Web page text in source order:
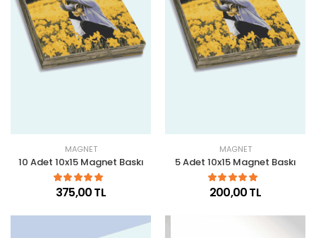
MAGNET
10 Adet 10x15 Magnet Baskı
375,00 TL
MAGNET
5 Adet 10x15 Magnet Baskı
200,00 TL